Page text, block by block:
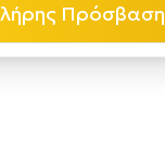
Πρόσβαση